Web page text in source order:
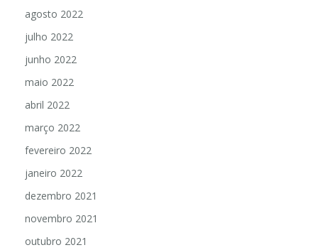
agosto 2022
julho 2022
junho 2022
maio 2022
abril 2022
março 2022
fevereiro 2022
janeiro 2022
dezembro 2021
novembro 2021
outubro 2021